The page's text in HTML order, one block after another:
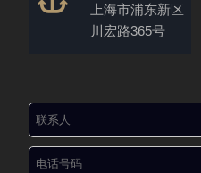
上海市浦东新区
川宏路365号